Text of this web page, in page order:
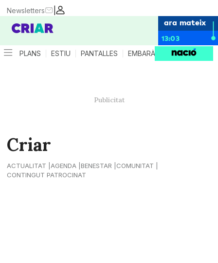
|
Newsletters
ara mateix
13:03
PLANS ESTIU PANTALLES EMBARÀS CRIANÇA
Criar
ACTUALITAT AGENDA BENESTAR
COMUNITAT
CONTINGUT PATROCINAT